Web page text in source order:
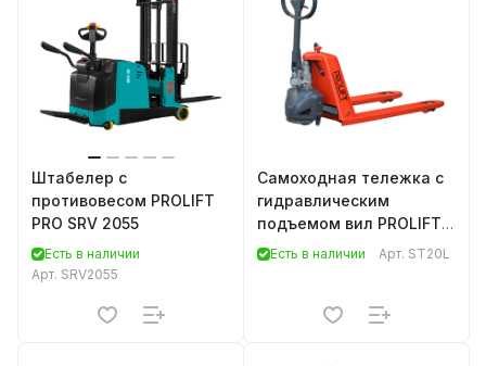
Штабелер с
противовесом PROLIFT
PRO SRV 2055
Есть в наличии
Арт. SRV2055
Самоходная тележка с
гидравлическим
подъемом вил PROLIFT
ST20L
Есть в наличии Арт. ST20L